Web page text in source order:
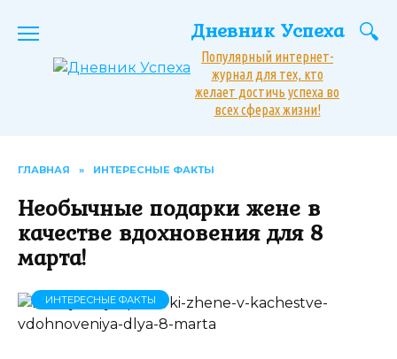
Дневник Успеха
Популярный интернет-
журнал для тех, кто
желает достичь успеха во
всех сферах жизни!
ГЛАВНАЯ » ИНТЕРЕСНЫЕ ФАКТЫ
Необычные подарки жене в
качестве вдохновения для 8
марта!
ИНТЕРЕСНЫЕ ФАКТЫ